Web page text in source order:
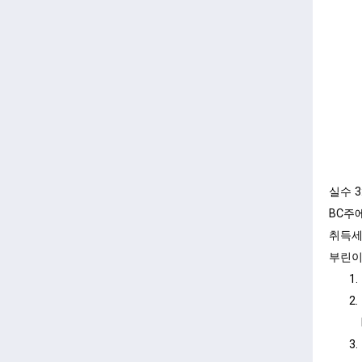
실수
BC주
취득
부린